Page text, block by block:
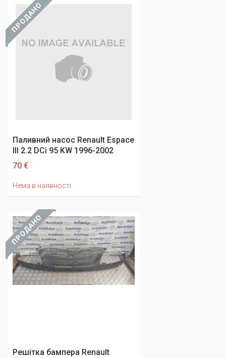
ПРОДАНО
Паливний насос Renault Espace
III 2.2 DCi 95 KW 1996-2002
70 €
Нема в наявності
ПРОДАНО
Решітка бампера Renault